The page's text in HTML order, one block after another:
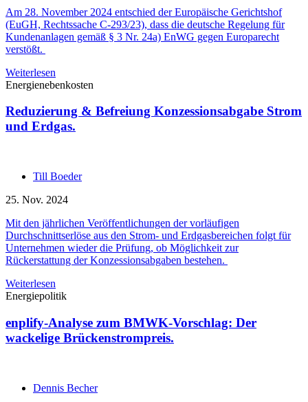
Am 28. November 2024 entschied der Europäische Gerichtshof
(EuGH, Rechtssache C-293/23), dass die deutsche Regelung für
Kundenanlagen gemäß § 3 Nr. 24a) EnWG gegen Europarecht
verstößt.
Weiterlesen
Energienebenkosten
Reduzierung & Befreiung Konzessionsabgabe Strom
und Erdgas.
Till Boeder
25. Nov. 2024
Mit den jährlichen Veröffentlichungen der vorläufigen
Durchschnittserlöse aus den Strom- und Erdgasbereichen folgt für
Unternehmen wieder die Prüfung, ob Möglichkeit zur
Rückerstattung der Konzessionsabgaben bestehen.
Weiterlesen
Energiepolitik
enplify-Analyse zum BMWK-Vorschlag: Der
wackelige Brückenstrompreis.
Dennis Becher